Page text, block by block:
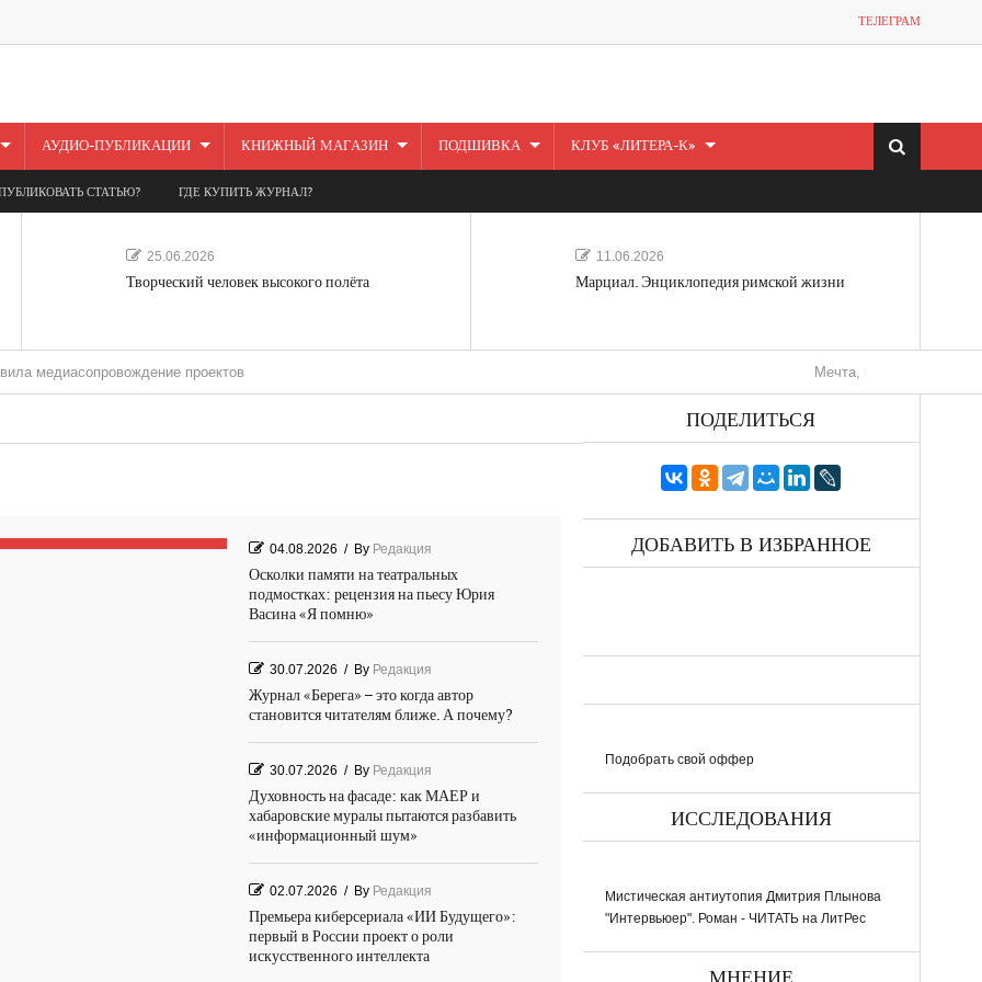
ТЕЛЕГРАМ
АУДИО-ПУБЛИКАЦИИ КНИЖНЫЙ МАГАЗИН ПОДШИВКА КЛУБ «ЛИТЕРА-К»
СТАТЬЮ? ГДЕ КУПИТЬ ЖУРНАЛ?
25.06.2026
Творческий человек высокого полёта
11.06.2026
Марциал. Энциклопедия римской жизни
проектов Мечта, не отдавайся! «Шведская
04.08.2026 / By Редакция
Осколки памяти на театральных
подмостках: рецензия на пьесу Юрия
Васина «Я помню»
30.07.2026 / By Редакция
Журнал «Берега» – это когда автор
становится читателям ближе. А почему?
30.07.2026 / By Редакция
Духовность на фасаде: как МАЕР и
хабаровские муралы пытаются разбавить
«информационный шум»
02.07.2026 / By Редакция
Премьера киберсериала «ИИ Будущего»:
первый в России проект о роли
искусственного интеллекта
ПОДЕЛИТЬСЯ
ДОБАВИТЬ В ИЗБРАННОЕ
Подобрать свой оффер
ИССЛЕДОВАНИЯ
Мистическая антиутопия Дмитрия Плынова
"Интервьюер". Роман - ЧИТАТЬ на ЛитРес